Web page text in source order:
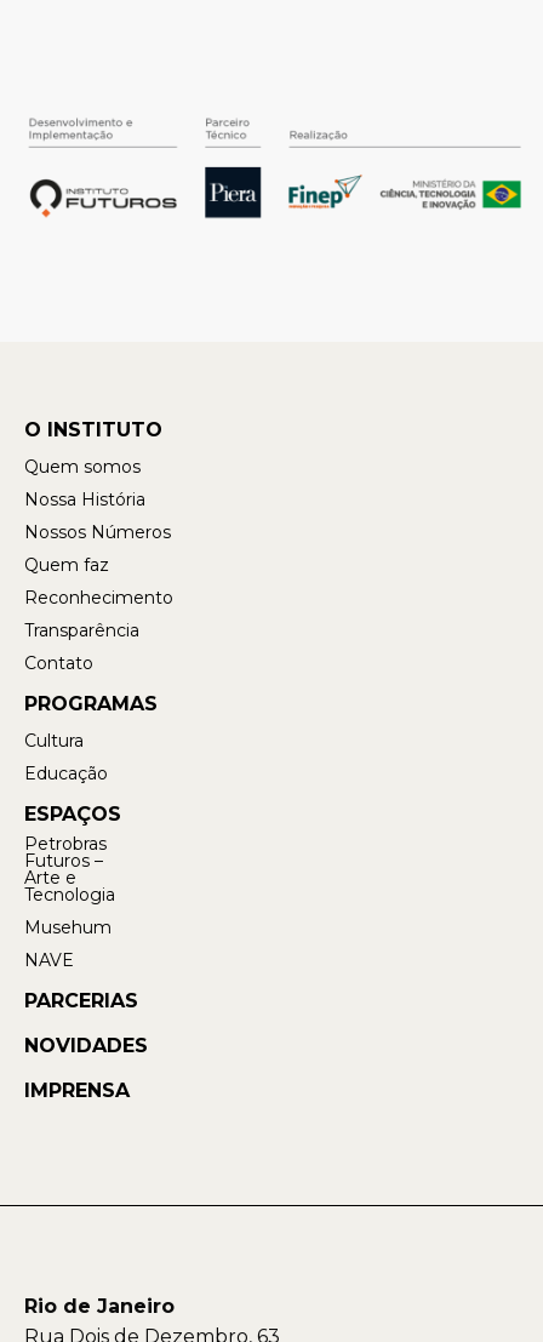
O INSTITUTO
Quem somos
Nossa História
Nossos Números
Quem faz
Reconhecimento
Transparência
Contato
PROGRAMAS
Cultura
Educação
ESPAÇOS
Petrobras
Futuros –
Arte e
Tecnologia
Musehum
NAVE
PARCERIAS
NOVIDADES
IMPRENSA
Rio de Janeiro
Rua Dois de Dezembro, 63